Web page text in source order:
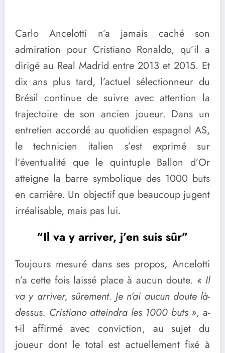
Carlo Ancelotti n’a jamais caché son
admiration pour Cristiano Ronaldo, qu’il a
dirigé au Real Madrid entre 2013 et 2015. Et
dix ans plus tard, l’actuel sélectionneur du
Brésil continue de suivre avec attention la
trajectoire de son ancien joueur. Dans un
entretien accordé au quotidien espagnol AS,
le technicien italien s’est exprimé sur
l’éventualité que le quintuple Ballon d’Or
atteigne la barre symbolique des 1000 buts
en carrière. Un objectif que beaucoup jugent
irréalisable, mais pas lui.
“Il va y arriver, j’en suis sûr”
Toujours mesuré dans ses propos, Ancelotti
n’a cette fois laissé place à aucun doute. « Il
va y arriver, sûrement. Je n’ai aucun doute là-
dessus. Cristiano atteindra les 1000 buts », a-
t-il affirmé avec conviction, au sujet du
joueur dont le total est actuellement fixé à